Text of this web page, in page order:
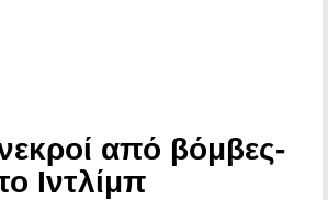
από βόμβες-
Ιντλίμπ